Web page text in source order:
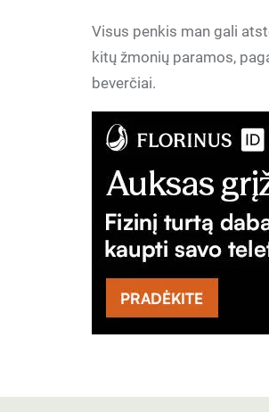
Visus penkis man gali
kitų žmonių paramos,
beverčiai.